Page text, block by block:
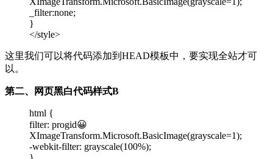
_filter:none;
}
</style>
这里我们可以将代码添加到HEAD模板中，要实现全站才可
以。
第二、网页黑白代码样式B
html {
filter: progid😀
XImageTransform.Microsoft.BasicImage(grayscale=1);
-webkit-filter: grayscale(100%);